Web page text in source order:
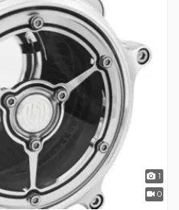
1
0